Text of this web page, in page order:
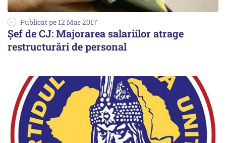
Publicat pe 12 Mar 2017
Șef de CJ: Majorarea salariilor atrage
restructurări de personal